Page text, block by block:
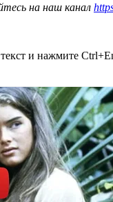
на наш канал
и нажмите